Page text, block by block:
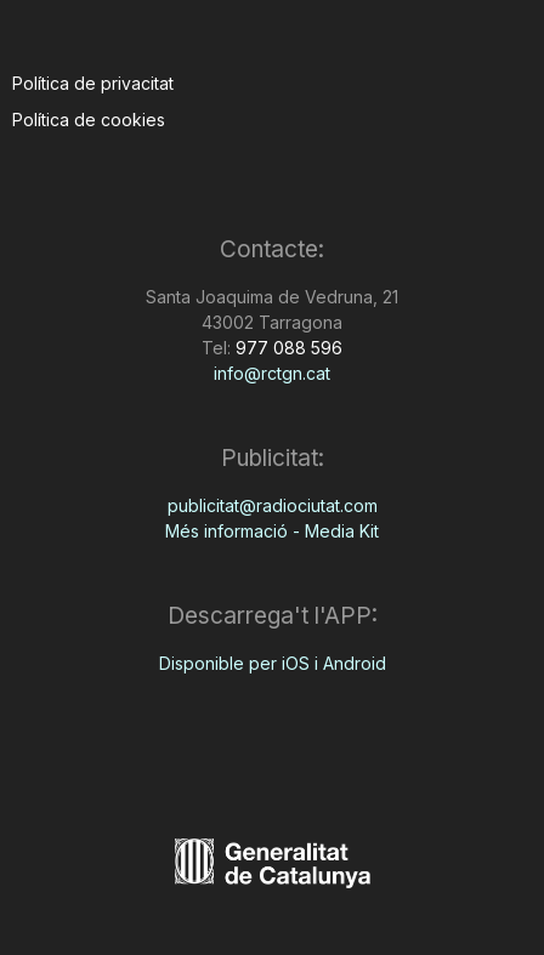
Política de privacitat
Política de cookies
Contacte:
Santa Joaquima de Vedruna, 21
43002 Tarragona
Tel: 977 088 596
info@rctgn.cat
Publicitat:
publicitat@radiociutat.com
Més informació - Media Kit
Descarrega't l'APP:
Disponible per iOS i Android